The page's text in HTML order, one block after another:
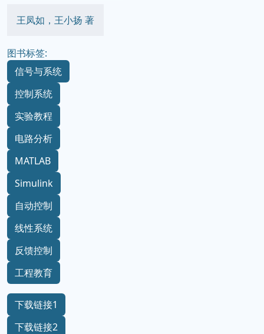
王凤如，王小扬 著
图书标签:
信号与系统
控制系统
实验教程
电路分析
MATLAB
Simulink
自动控制
线性系统
反馈控制
工程教育
下载链接1
下载链接2